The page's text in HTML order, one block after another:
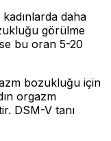
daha
görülme
ise bu oran 5-20
bozukluğu için
orgazm
DSM-V tanı